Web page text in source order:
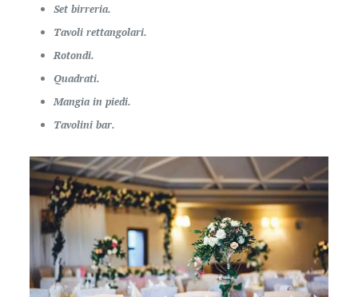
Set birreria.
Tavoli rettangolari.
Rotondi.
Quadrati.
Mangia in piedi.
Tavolini bar.